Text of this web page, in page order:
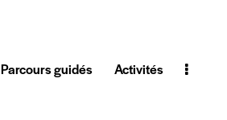
Parcours guidés Activités